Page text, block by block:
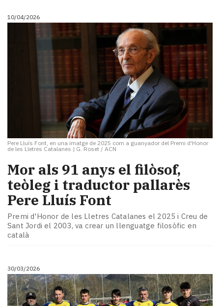
10/04/2026
Pere Lluís Font, en una imatge de 2025 com a guanyador del Premi d'Honor
de les Lletres Catalanes | G. Roset / ACN
Mor als 91 anys el filòsof,
teòleg i traductor pallarès
Pere Lluís Font
Premi d'Honor de les Lletres Catalanes el 2025 i Creu de
Sant Jordi el 2003, va crear un llenguatge filosòfic en
català
30/03/2026